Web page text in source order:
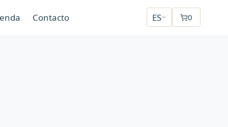
Contacto ES 0